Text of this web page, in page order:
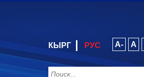
КЫРГ РУС A- A